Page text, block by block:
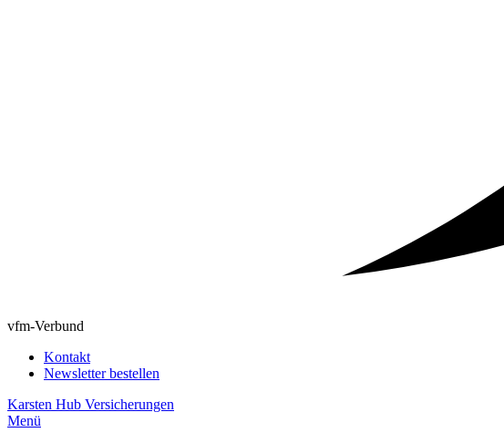
vfm-Verbund
Kontakt
Newsletter bestellen
Karsten Hub Versicherungen
Menü